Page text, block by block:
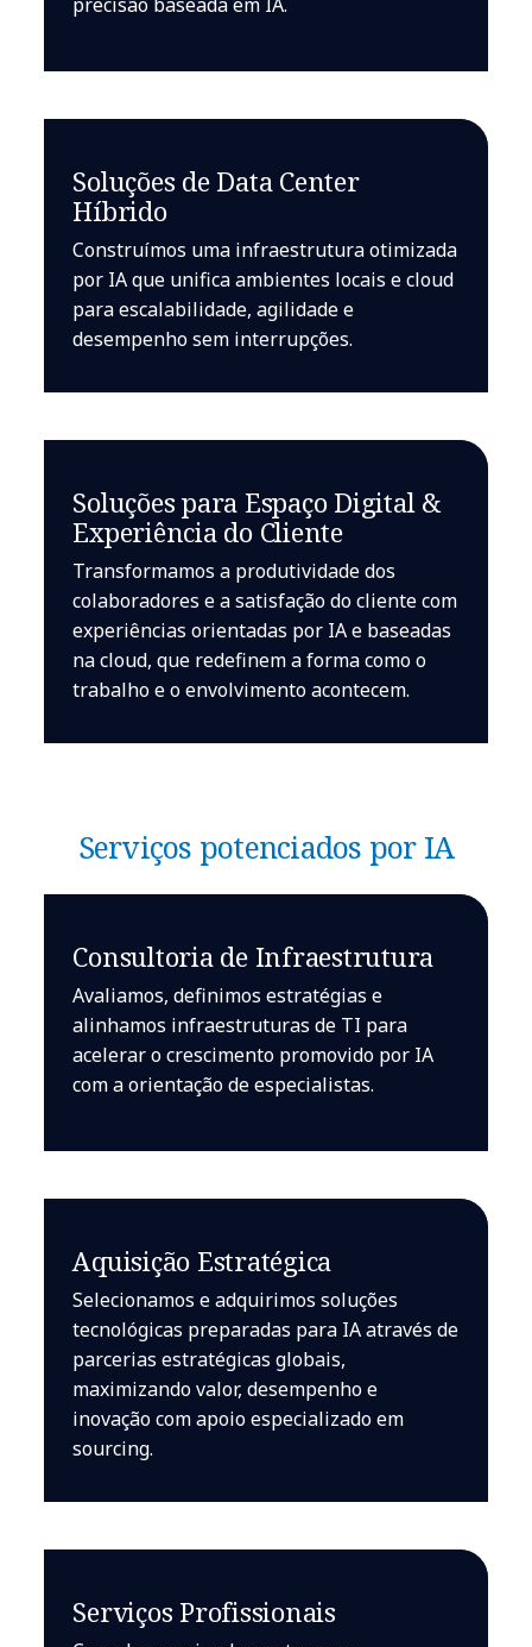
Soluções de Data Center
Híbrido
Construímos uma infraestrutura otimizada
por IA que unifica ambientes locais e cloud
para escalabilidade, agilidade e
desempenho sem interrupções.
Soluções para Espaço Digital &
Experiência do Cliente
Transformamos a produtividade dos
colaboradores e a satisfação do cliente com
experiências orientadas por IA e baseadas
na cloud, que redefinem a forma como o
trabalho e o envolvimento acontecem.
Serviços potenciados por IA
Consultoria de Infraestrutura
Avaliamos, definimos estratégias e
alinhamos infraestruturas de TI para
acelerar o crescimento promovido por IA
com a orientação de especialistas.
Aquisição Estratégica
Selecionamos e adquirimos soluções
tecnológicas preparadas para IA através de
parcerias estratégicas globais,
maximizando valor, desempenho e
inovação com apoio especializado em
sourcing.
Serviços Profissionais